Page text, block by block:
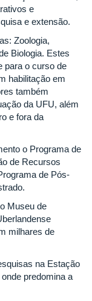
e
e extensão.
Zoologia,
Biologia. Estes
para o curso de
habilitação em
também
da UFU, além
e fora da
o Programa de
de Recursos
de Pós-
Museu de
milhares de
na Estação
predomina a